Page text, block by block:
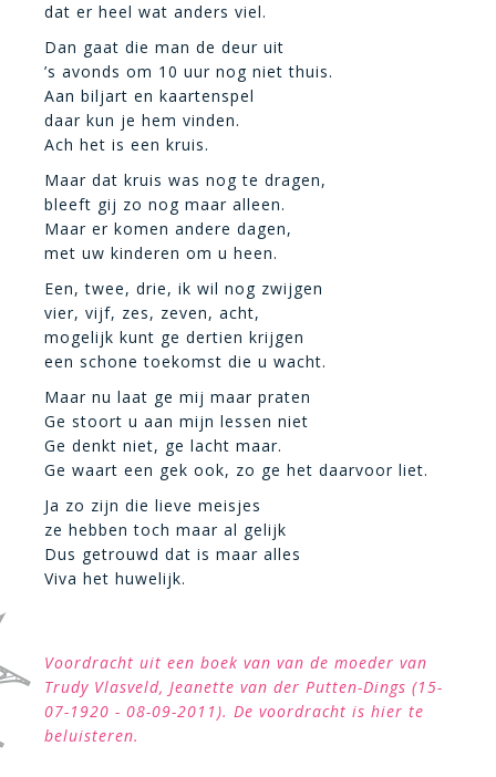
dat er heel wat anders viel.
Dan gaat die man de deur uit
’s avonds om 10 uur nog niet thuis.
Aan biljart en kaartenspel
daar kun je hem vinden.
Ach het is een kruis.
Maar dat kruis was nog te dragen,
bleeft gij zo nog maar alleen.
Maar er komen andere dagen,
met uw kinderen om u heen.
Een, twee, drie, ik wil nog zwijgen
vier, vijf, zes, zeven, acht,
mogelijk kunt ge dertien krijgen
een schone toekomst die u wacht.
Maar nu laat ge mij maar praten
Ge stoort u aan mijn lessen niet
Ge denkt niet, ge lacht maar.
Ge waart een gek ook, zo ge het daarvoor liet.
Ja zo zijn die lieve meisjes
ze hebben toch maar al gelijk
Dus getrouwd dat is maar alles
Viva het huwelijk.
Voordracht uit een boek van van de moeder van
Trudy Vlasveld, Jeanette van der Putten-Dings (15-
07-1920 - 08-09-2011). De voordracht is hier te
beluisteren.